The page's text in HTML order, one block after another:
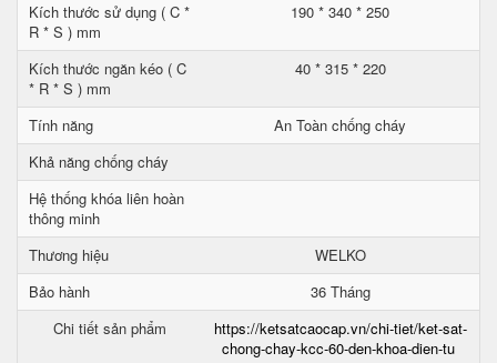
Kích thước sử dụng ( C *
R * S ) mm
190 * 340 * 250
Kích thước ngăn kéo ( C
* R * S ) mm
40 * 315 * 220
Tính năng
An Toàn chống cháy
Khả năng chống cháy
Hệ thống khóa liên hoàn
thông minh
Thương hiệu
WELKO
Bảo hành
36 Tháng
Chi tiết sản phẩm
https://ketsatcaocap.vn/chi-tiet/ket-sat-
chong-chay-kcc-60-den-khoa-dien-tu